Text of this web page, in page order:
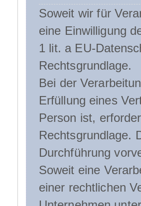
Soweit wir für
eine Einwilligung
1 lit. a EU-
Rechtsgrundlage.
Bei der
Erfüllung eines
Person ist,
Rechtsgrundlage.
Durchführung
Soweit eine
einer rechtlichen